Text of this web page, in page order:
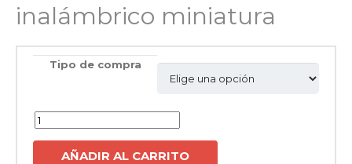
inalámbrico miniatura
Tipo de compra
Cantidad
AÑADIR AL CARRITO